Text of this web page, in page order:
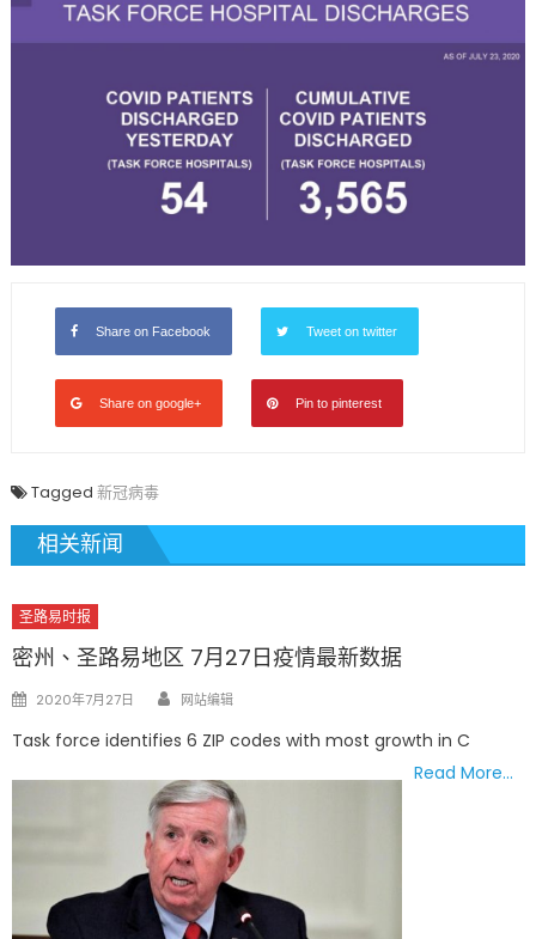
Share on Facebook Tweet on twitter
Share on google+ Pin to pinterest
Tagged 新冠病毒
相关新闻
圣路易时报
密州、圣路易地区 7月27日疫情最新数据
Posted
2020年7月27日 Author
网站编辑
Task force identifies 6 ZIP codes with most growth in C
Read More…